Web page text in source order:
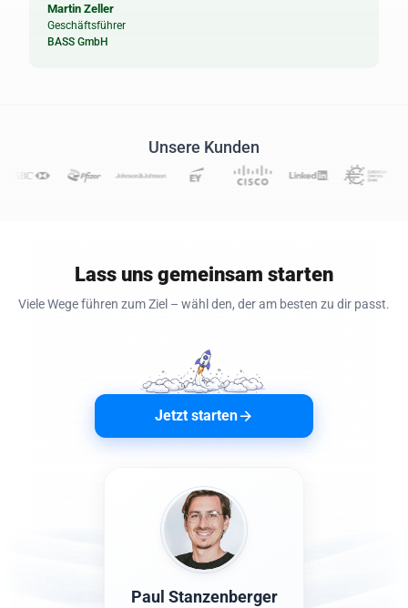
Martin Zeller
Geschäftsführer
BASS GmbH
Unsere Kunden
Lass uns gemeinsam starten
Viele Wege führen zum Ziel – wähl den, der am besten zu dir passt.
Jetzt starten
Paul Stanzenberger